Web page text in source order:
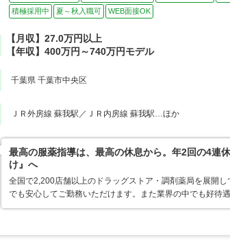
積極採用中
夏～秋入職可 WEB面接OK
【月収】27.0万円以上
【年収】400万円～740万円モデル
千葉県 千葉市中央区
ＪＲ外房線 蘇我駅／ＪＲ内房線 蘇我駅…ほか
最高の服薬指導は、最高の休息から。年2回の4連
け』へ
全国で2,200店舗以上のドラッグストア・調剤薬局を展開
でも安心してご勤務いただけます。また業界の中でも好待